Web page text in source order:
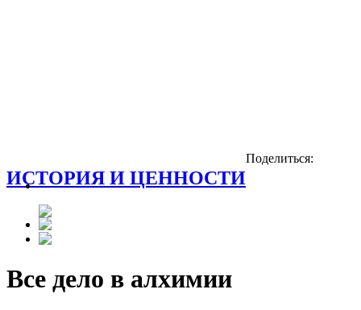
ИСТОРИЯ И ЦЕННОСТИ
Поделиться:
Все дело в алхимии